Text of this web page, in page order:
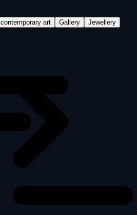
contemporary art Gallery
Jewellery